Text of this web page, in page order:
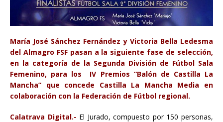
María José Sánchez Fernández y Victoria Bella Ledesma
del Almagro FSF pasan a la siguiente fase de selección,
en la categoría de la Segunda División de Fútbol Sala
Femenino, para los IV Premios “Balón de Castilla La
Mancha” que concede Castilla La Mancha Media en
colaboración con la Federación de Fútbol regional.
Calatrava Digital.- El Jurado, compuesto por 150 personas,